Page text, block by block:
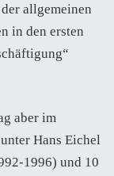
allgemeinen
in den ersten
aber im
Hans Eichel
1996) und 10